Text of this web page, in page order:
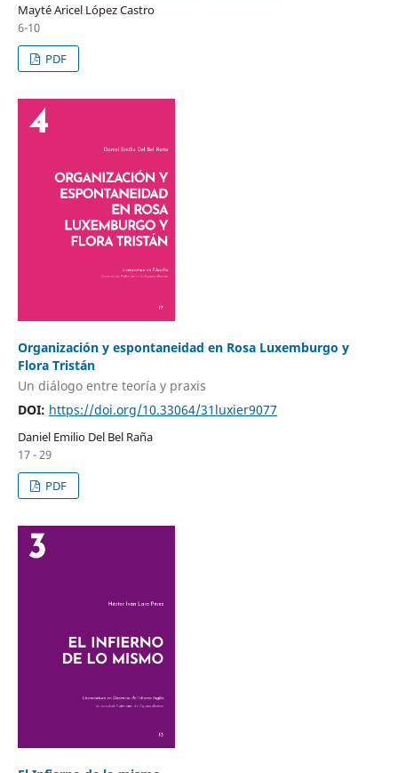
Mayté Aricel López Castro
6-10
PDF
Organización y espontaneidad en Rosa Luxemburgo y
Flora Tristán
Un diálogo entre teoría y praxis
DOI: https://doi.org/10.33064/31luxier9077
Daniel Emilio Del Bel Raña
17 - 29
PDF